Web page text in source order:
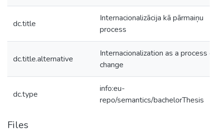
dc.title
Internacionalizācija kā pārmaiņu
process
dc.title.alternative
Internacionalization as a process of
change
dc.type
info:eu-
repo/semantics/bachelorThesis
Files